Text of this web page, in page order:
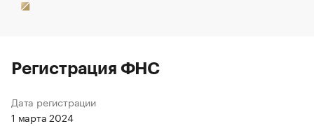
Регистрация ФНС
Дата регистрации
1 марта 2024